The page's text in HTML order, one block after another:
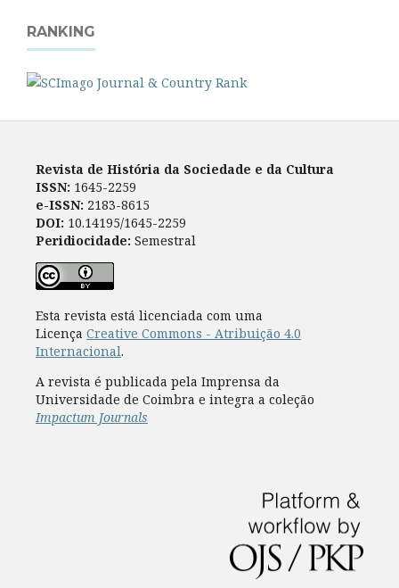
RANKING
Revista de História da Sociedade e da Cultura
ISSN: 1645-2259
e-ISSN: 2183-8615
DOI: 10.14195/1645-2259
Peridiocidade: Semestral
Esta revista está licenciada com uma
Licença Creative Commons - Atribuição 4.0
Internacional.
A revista é publicada pela Imprensa da
Universidade de Coimbra e integra a coleção
Impactum Journals